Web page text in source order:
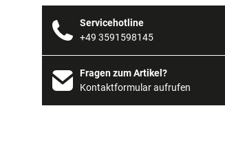
Servicehotline
+49 3591598145
Fragen zum Artikel?
Kontaktformular aufrufen